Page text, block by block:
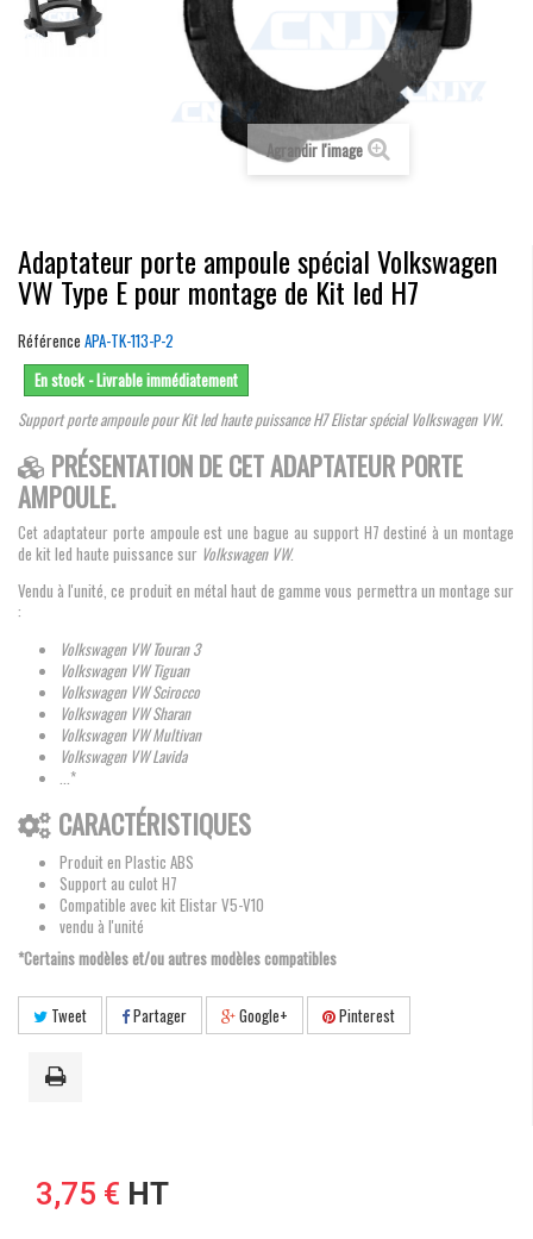
Agrandir l'image
Adaptateur porte ampoule spécial Volkswagen
VW Type E pour montage de Kit led H7
Référence APA-TK-113-P-2
En stock - Livrable immédiatement
Support porte ampoule pour Kit led haute puissance H7 Elistar spécial Volkswagen VW.
PRÉSENTATION DE CET ADAPTATEUR PORTE
AMPOULE.
Cet adaptateur porte ampoule est une bague au support H7 destiné à un montage
de kit led haute puissance sur Volkswagen VW.
Vendu à l'unité, ce produit en métal haut de gamme vous permettra un montage sur
:
Volkswagen VW Touran 3
Volkswagen VW Tiguan
Volkswagen VW Scirocco
Volkswagen VW Sharan
Volkswagen VW Multivan
Volkswagen VW Lavida
...*
CARACTÉRISTIQUES
Produit en Plastic ABS
Support au culot H7
Compatible avec kit Elistar V5-V10
vendu à l'unité
*Certains modèles et/ou autres modèles compatibles
Tweet Partager Google+ Pinterest
3,75 € HT